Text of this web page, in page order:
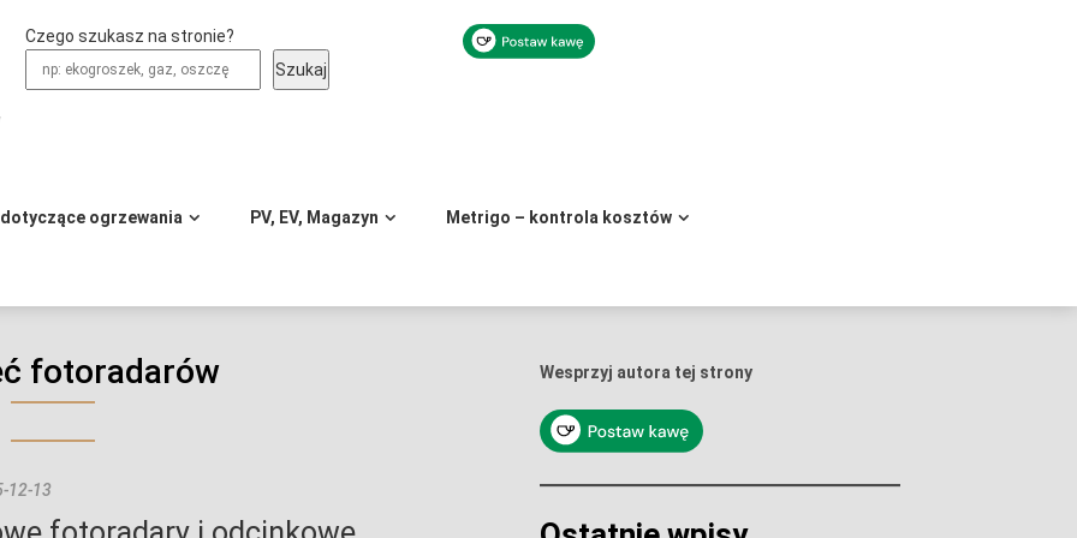
Czego szukasz na stronie?
Szukaj
ogrzewania PV, EV, Magazyn Metrigo – kontrola kosztów
fotoradarów
12-13
Wesprzyj autora tej strony